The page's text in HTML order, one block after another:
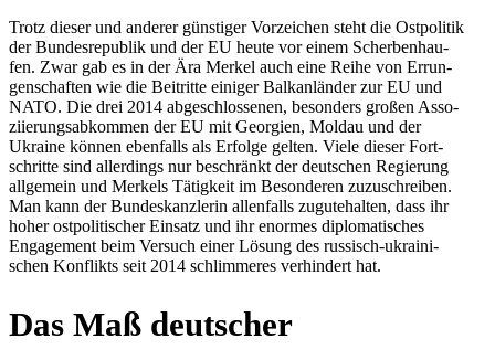
Trotz dieser und anderer güns­ti­ger Vor­zei­chen steht die Ost­po­li­tik
der Bun­des­re­pu­blik und der EU heute vor einem Scher­ben­hau­
fen. Zwar gab es in der Ära Merkel auch eine Reihe von Errun­
gen­schaf­ten wie die Bei­tritte einiger Bal­kan­län­der zur EU und
NATO. Die drei 2014 abge­schlos­se­nen, beson­ders großen Asso­
zi­ie­rungs­ab­kom­men der EU mit Geor­gien, Moldau und der
Ukraine können eben­falls als Erfolge gelten. Viele dieser Fort­
schritte sind aller­dings nur beschränkt der deut­schen Regie­rung
all­ge­mein und Merkels Tätig­keit im Beson­de­ren zuzu­schrei­ben.
Man kann der Bun­des­kanz­le­rin allen­falls zugu­te­hal­ten, dass ihr
hoher ost­po­li­ti­scher Einsatz und ihr enormes diplo­ma­ti­sches
Enga­ge­ment beim Versuch einer Lösung des rus­sisch-ukrai­ni­
schen Kon­flikts seit 2014 schlim­me­res ver­hin­dert hat.
Das Maß deut­scher